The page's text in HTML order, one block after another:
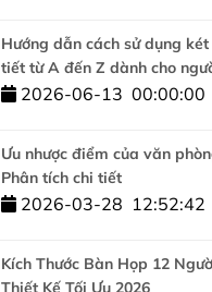
Hướng dẫn cách sử dụng
tiết từ A đến Z dành cho
2026-06-13 00:00:00
Ưu nhược điểm của văn
Phân tích chi tiết
2026-03-28 12:52:42
Kích Thước Bàn Họp 12
Thiết Kế Tối Ưu 2026